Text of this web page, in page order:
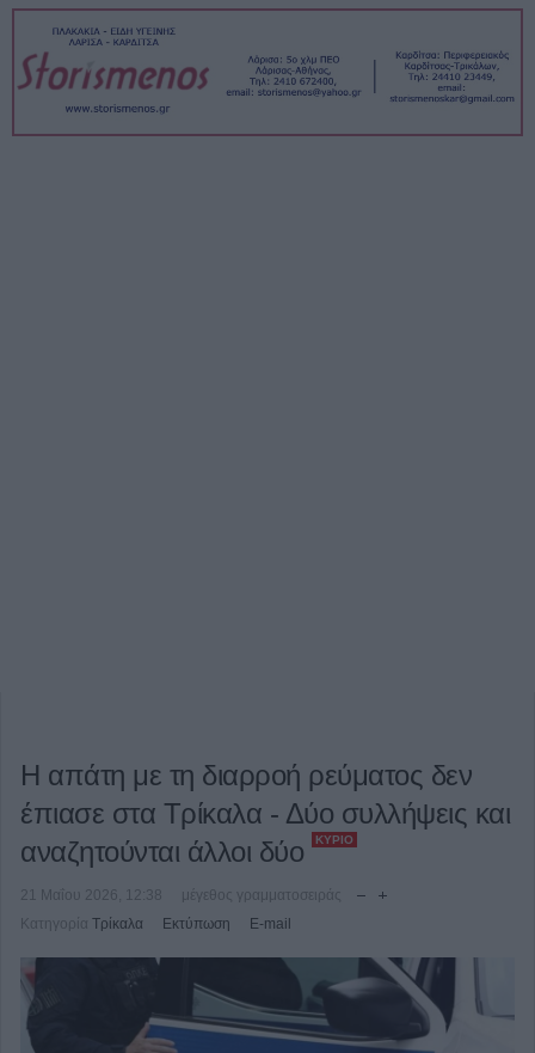
Η απάτη με τη διαρροή ρεύματος δεν
έπιασε στα Τρίκαλα - Δύο συλλήψεις και
αναζητούνται άλλοι δύο
ΚΎΡΙΟ
21 Μαΐου 2026, 12:38
μέγεθος γραμματοσειράς
Κατηγορία Τρίκαλα Εκτύπωση E-mail